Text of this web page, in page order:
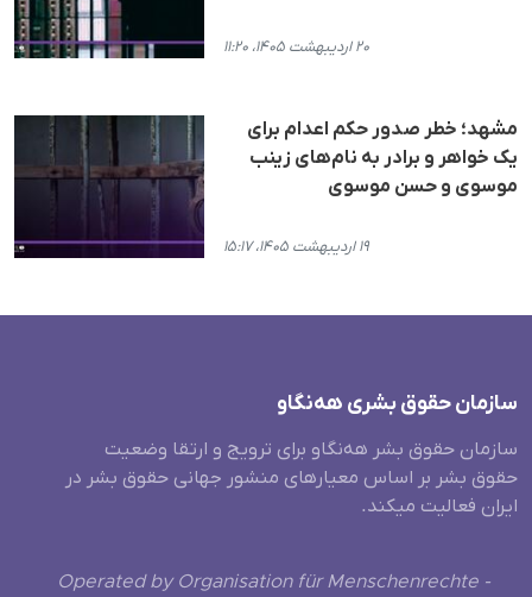
۲۰ اردیبهشت ۱۴۰۵، ۱۱:۲۰
مشهد؛ خطر صدور حکم اعدام برای
یک خواهر و برادر به نام‌های زینب
موسوی و حسن موسوی
۱۹ اردیبهشت ۱۴۰۵، ۱۵:۱۷
سازمان حقوق بشری هەنگاو
سازمان حقوق بشر هه‌نگاو برای ترویج و ارتقا وضعیت
حقوق بشر بر اساس معیارهای منشور جهانی حقوق بشر در
ایران فعالیت میکند.
Operated by Organisation für Menschenrechte -